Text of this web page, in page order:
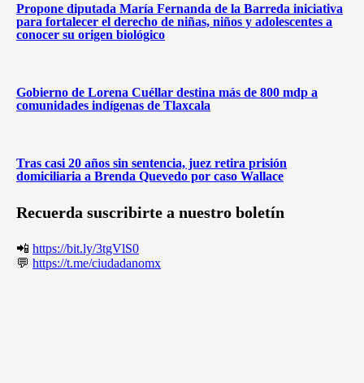
Propone diputada María Fernanda de la Barreda iniciativa
para fortalecer el derecho de niñas, niños y adolescentes a
conocer su origen biológico
Gobierno de Lorena Cuéllar destina más de 800 mdp a
comunidades indígenas de Tlaxcala
Tras casi 20 años sin sentencia, juez retira prisión
domiciliaria a Brenda Quevedo por caso Wallace
Recuerda suscribirte a nuestro boletín
📲 https://bit.ly/3tgVlS0
💬 https://t.me/ciudadanomx